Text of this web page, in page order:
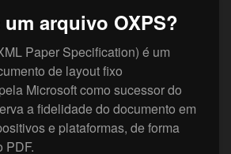
um arquivo OXPS?
Paper Specification) é um
de layout fixo
Microsoft como sucessor do
a fidelidade do documento em
e plataformas, de forma
PDF.